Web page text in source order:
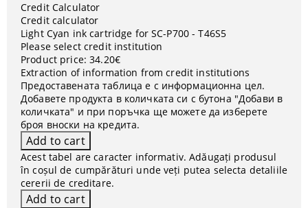
Credit Calculator
Credit calculator
Light Cyan ink cartridge for SC-P700 - T46S5
Please select credit institution
Product price: 34.20€
Extraction of information from credit institutions
Предоставената таблица е с информационна цел.
Добавете продукта в количката си с бутона "Добави в
количката" и при поръчка ще можете да изберете
броя вноски на кредита.
Acest tabel are caracter informativ. Adăugați produsul
în coșul de cumpărături unde veți putea selecta detaliile
cererii de creditare.